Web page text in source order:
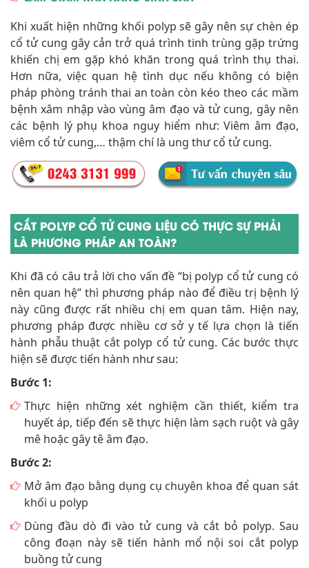
Khi xuất hiện những khối polyp sẽ gây nên sự chèn ép
cổ tử cung gây cản trở quá trình tinh trùng gặp trứng
khiến chị em gặp khó khăn trong quá trình thụ thai.
Hơn nữa, việc quan hệ tình dục nếu không có biện
pháp phòng tránh thai an toàn còn kéo theo các mầm
bệnh xâm nhập vào vùng âm đạo và tử cung, gây nên
các bệnh lý phụ khoa nguy hiểm như: Viêm âm đạo,
viêm cổ tử cung,… thậm chí là ung thư cổ tử cung.
CẮT POLYP CỔ TỬ CUNG LIỆU CÓ THỰC SỰ PHẢI
LÀ PHƯƠNG PHÁP AN TOÀN?
Khi đã có câu trả lời cho vấn đề “bị polyp cổ tử cung có
nên quan hệ” thì phương pháp nào để điều trị bệnh lý
này cũng được rất nhiều chị em quan tâm. Hiện nay,
phương pháp được nhiều cơ sở y tế lựa chọn là tiến
hành phẫu thuật cắt polyp cổ tử cung. Các bước thực
hiện sẽ được tiến hành như sau:
Bước 1:
Thực hiện những xét nghiệm cần thiết, kiểm tra
huyết áp, tiếp đến sẽ thực hiện làm sạch ruột và gây
mê hoặc gây tê âm đạo.
Bước 2:
Mở âm đạo bằng dụng cụ chuyên khoa để quan sát
khối u polyp
Dùng đầu dò đi vào tử cung và cắt bỏ polyp. Sau
công đoạn này sẽ tiến hành mổ nội soi cắt polyp
buồng tử cung